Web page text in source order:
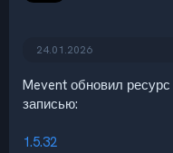
24.01.2026
Mevent обновил ресурс
записью:
1.5.32